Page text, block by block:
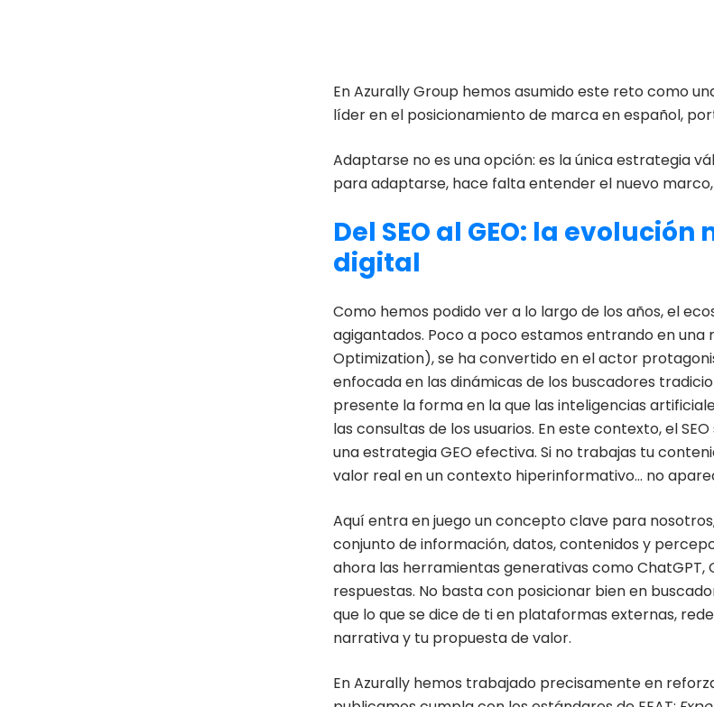
En AzurallyGroup hemos asumido este reto como
líder en el posicionamiento de marca en español,
Adaptarse no es una opción: es la única estrategia
para adaptarse, hace falta entender el nuevo
Del SEO al GEO: la
digital
Como hemos podido ver a lo largo de los años, el
agigantados. Poco a poco estamos entrando en
Optimization), se ha convertido en el actor
enfocada en las dinámicas de los buscadores
presente la forma en la que las inteligencias
las consultas de los usuarios. En este contexto, el
una estrategia GEO efectiva. Si no trabajas tu
valor real en un contexto hiperinformativo… no
Aquí entra en juego un concepto clave para
conjunto de información, datos, contenidos y
ahora las herramientas generativas como
respuestas. No basta con posicionar bien en
que lo que se dice de ti en plataformas externas,
narrativa y tu propuesta de valor.
En Azurally hemos trabajado precisamente en